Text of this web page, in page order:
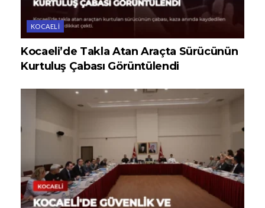
KOCAELI
Kocaeli’de Takla Atan Araçta Sürücünün
Kurtuluş Çabası Görüntülendi